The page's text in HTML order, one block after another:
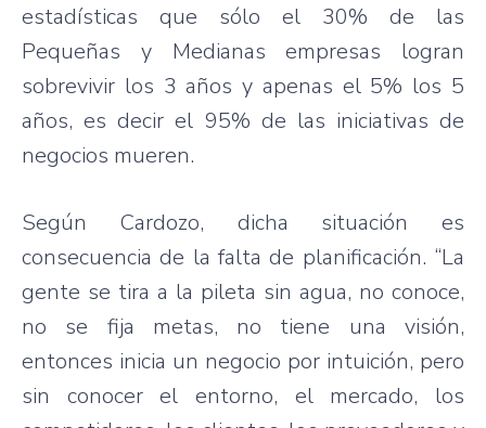
estadísticas
que sólo el 30% de las
Pequeñas y Medianas empresas
logran
sobrevivir los 3años y apenas el 5% los 5
años,es decir el 95% de las iniciativas de
negocios mueren.
Según Cardozo, dicha situación
es
consecuencia de lafalta de planificación. “La
gente se tira a la pileta sin agua, no conoce,
no se fija metas, no tiene una visión,
entonces inicia un negocio por intuición, pero
sin conocerelentorno, el mercado, los